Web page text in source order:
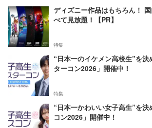
ディズニー作品はもちろん！
べて見放題！【PR】
特集
“日本一のイケメン高校生”を
ターコン2026」開催中！
特集
“日本一かわいい女子高生”を
コン2026」開催中！